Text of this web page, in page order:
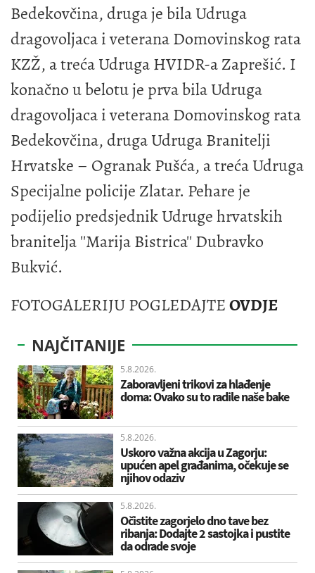
Bedekovčina, druga je bila Udruga
dragovoljaca i veterana Domovinskog rata
KZŽ, a treća Udruga HVIDR-a Zaprešić. I
konačno u belotu je prva bila Udruga
dragovoljaca i veterana Domovinskog rata
Bedekovčina, druga Udruga Branitelji
Hrvatske – Ogranak Pušća, a treća Udruga
Specijalne policije Zlatar. Pehare je
podijelio predsjednik Udruge hrvatskih
branitelja ''Marija Bistrica'' Dubravko
Bukvić.
FOTOGALERIJU POGLEDAJTEOVDJE
NAJČITANIJE
5.8.2026.
Zaboravljeni trikovi za hlađenje
doma: Ovako su to radile naše bake
5.8.2026.
Uskoro važna akcija u Zagorju:
upućen apel građanima, očekuje se
njihov odaziv
5.8.2026.
Očistite zagorjelo dno tave bez
ribanja: Dodajte 2 sastojka i pustite
da odrade svoje